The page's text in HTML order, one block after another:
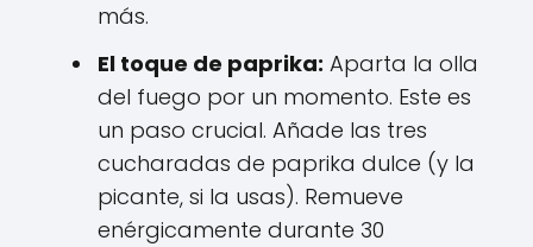
más.
El toque de paprika: Aparta la olla
del fuego por un momento. Este es
un paso crucial. Añade las tres
cucharadas de paprika dulce (y la
picante, si la usas). Remueve
enérgicamente durante 30